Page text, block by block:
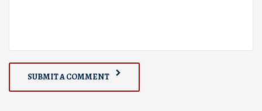
SUBMIT A COMMENT